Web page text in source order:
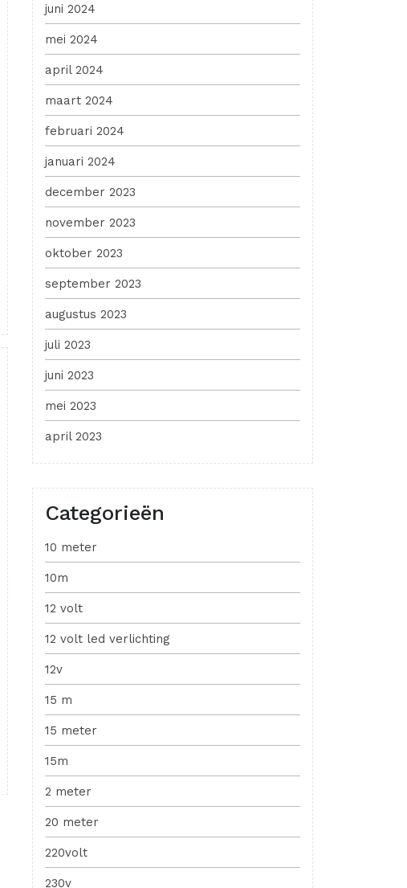
juni 2024
mei 2024
april 2024
maart 2024
februari 2024
januari 2024
december 2023
november 2023
oktober 2023
september 2023
augustus 2023
juli 2023
juni 2023
mei 2023
april 2023
Categorieën
10 meter
10m
12 volt
12 volt led verlichting
12v
15 m
15 meter
15m
2 meter
20 meter
220volt
230v